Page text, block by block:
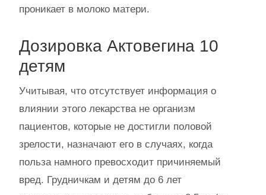
проникает в молоко матери.
Дозировка Актовегина 10
детям
Учитывая, что отсутствует информация о
влиянии этого лекарства не организм
пациентов, которые не достигли половой
зрелости, назначают его в случаях, когда
польза намного превосходит причиняемый
вред. Грудничкам и детям до 6 лет